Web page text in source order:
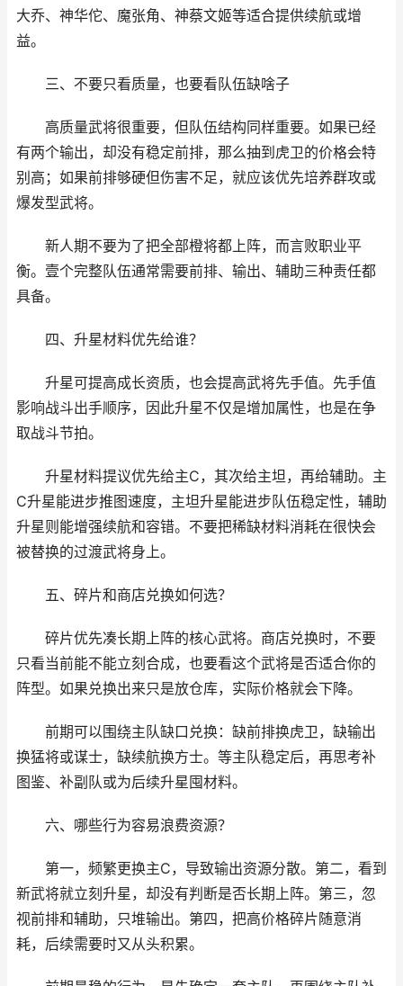
大乔、神华佗、魔张角、神蔡文姬等适合提供续航或增
益。
三、不要只看质量，也要看队伍缺啥子
高质量武将很重要，但队伍结构同样重要。如果已经
有两个输出，却没有稳定前排，那么抽到虎卫的价格会特
别高；如果前排够硬但伤害不足，就应该优先培养群攻或
爆发型武将。
新人期不要为了把全部橙将都上阵，而言败职业平
衡。壹个完整队伍通常需要前排、输出、辅助三种责任都
具备。
四、升星材料优先给谁？
升星可提高成长资质，也会提高武将先手值。先手值
影响战斗出手顺序，因此升星不仅是增加属性，也是在争
取战斗节拍。
升星材料提议优先给主C，其次给主坦，再给辅助。主
C升星能进步推图速度，主坦升星能进步队伍稳定性，辅助
升星则能增强续航和容错。不要把稀缺材料消耗在很快会
被替换的过渡武将身上。
五、碎片和商店兑换如何选？
碎片优先凑长期上阵的核心武将。商店兑换时，不要
只看当前能不能立刻合成，也要看这个武将是否适合你的
阵型。如果兑换出来只是放仓库，实际价格就会下降。
前期可以围绕主队缺口兑换：缺前排换虎卫，缺输出
换猛将或谋士，缺续航换方士。等主队稳定后，再思考补
图鉴、补副队或为后续升星囤材料。
六、哪些行为容易浪费资源？
第一，频繁更换主C，导致输出资源分散。第二，看到
新武将就立刻升星，却没有判断是否长期上阵。第三，忽
视前排和辅助，只堆输出。第四，把高价格碎片随意消
耗，后续需要时又从头积累。